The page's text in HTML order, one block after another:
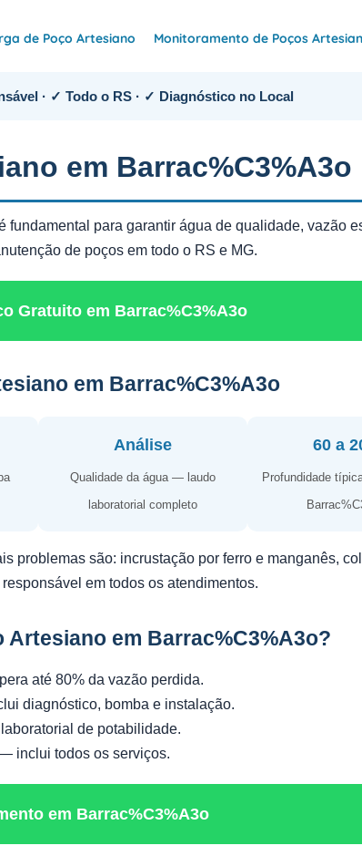
de Poço Artesiano Monitoramento de Poços
· ✓ Todo o RS · ✓ Diagnóstico no Local
em Barrac%C3%A3o
fundamental para garantir água de qualidade, vazão
de poços em todo o RS e MG.
Gratuito em Barrac%C3%A3o
em Barrac%C3%A3o
Análise
Qualidade da água — laudo
laboratorial completo
60 a
Profundidade
problemas são: incrustação por ferro e manganês,
em todos os atendimentos.
em Barrac%C3%A3o?
até 80% da vazão perdida.
diagnóstico, bomba e instalação.
de potabilidade.
inclui todos os serviços.
em Barrac%C3%A3o